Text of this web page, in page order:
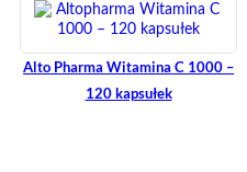
Alto Pharma Witamina C 1000 –
120 kapsułek